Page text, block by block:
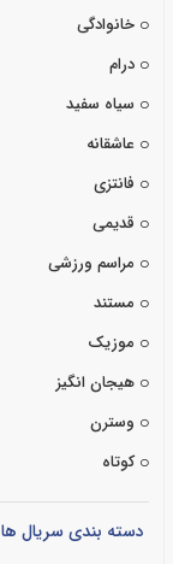
خانوادگی
درام
سیاه سفید
عاشقانه
فانتزی
قدیمی
مراسم ورزشی
مستند
موزیک
هیجان انگیز
وسترن
کوتاه
دسته بندی سریال ها